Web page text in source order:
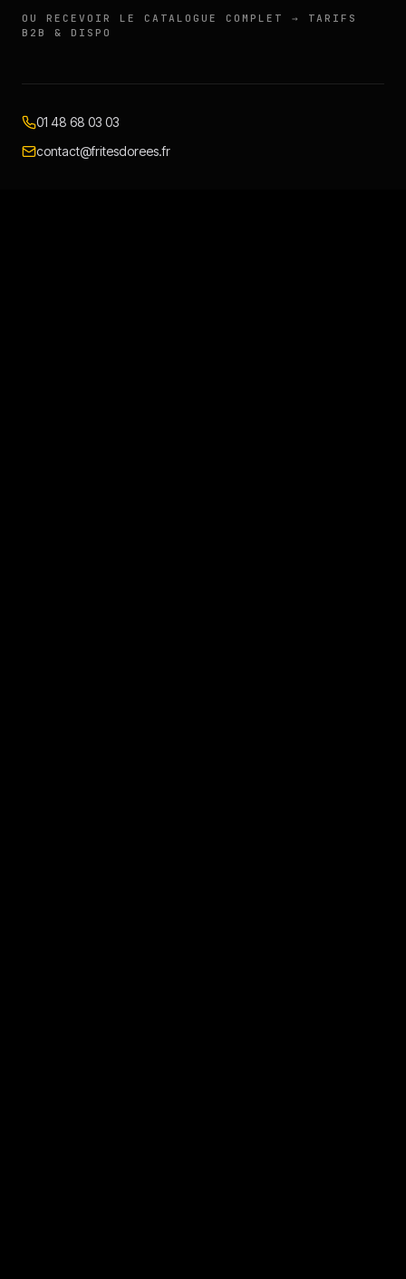
OU RECEVOIR LE CATALOGUE COMPLET → TARIFS
B2B & DISPO
01 48 68 03 03
contact@fritesdorees.fr